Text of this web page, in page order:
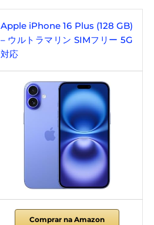
Apple iPhone 16 Plus (128 GB)
– ウルトラマリン SIMフリー 5G
対応
Comprar na Amazon